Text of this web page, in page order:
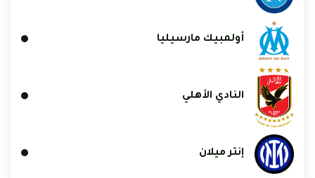
أولمبيك مارسيليا
النادي الأهلي
إنتر ميلان